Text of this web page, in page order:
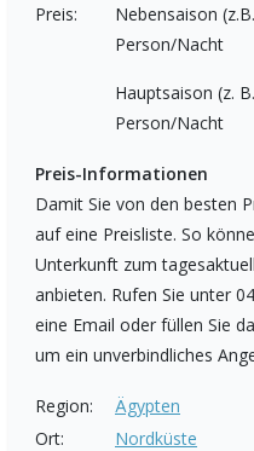
Preis:
Nebensaison
Person/Nacht
Hauptsaison (z.
Person/Nacht
Preis-Informationen
Damit Sie von den besten
auf eine Preisliste. So
Unterkunft zum
anbieten. Rufen Sie unter
eine Email oder füllen Sie
um ein unverbindliches
Region:
Ägypten
Ort:
Nordküste